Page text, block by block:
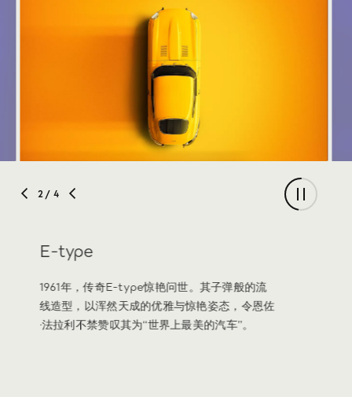
2 / 4
E-type
1961年，传奇E-type惊艳问世。其子弹般的流
线造型，以浑然天成的优雅与惊艳姿态，令恩佐
·法拉利不禁赞叹其为“世界上最美的汽车”。